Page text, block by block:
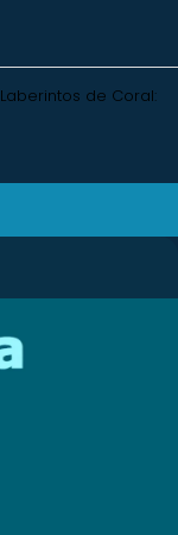
Laberintos de Coral: